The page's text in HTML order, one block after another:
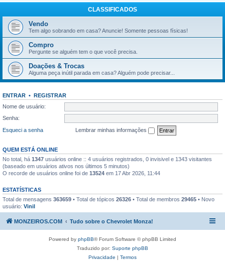
CLASSIFICADOS
Vendo
Tem algo sobrando em casa? Anuncie! Somente pessoas físicas!
Compro
Pergunte se alguém tem o que você precisa.
Doações & Trocas
Alguma peça inútil parada em casa? Alguém pode precisar...
ENTRAR • REGISTRAR
Nome de usuário:
Senha:
Esqueci a senha
Lembrar minhas informações
QUEM ESTÁ ONLINE
No total, há 1347 usuários online :: 4 usuários registrados, 0 invisivel e 1343 visitantes
(baseado em usuários ativos nos últimos 5 minutos)
O recorde de usuários online foi de 13524 em 17 Abr 2026, 11:44
ESTATÍSTICAS
Total de mensagens 363659 • Total de tópicos 26326 • Total de membros 29465 • Novo
usuário: Vinil
MONZEIROS.COM Tudo sobre o Chevrolet Monza!
Powered by phpBB® Forum Software © phpBB Limited
Traduzido por: Suporte phpBB
Privacidade | Termos